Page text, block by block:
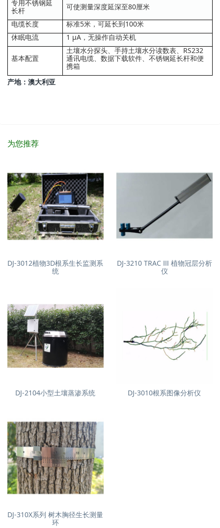
专用不锈钢延
长杆
可使测量深度延深至80厘米
电缆长度
标准5米，可延长到100米
休眠电流
1 μA，无操作自动关机
基本配置
土壤水分探头、手持土壤水分读数表、RS232
通讯电缆、数据下载软件、不锈钢延长杆和便
携箱
产地：澳大利亚
为您推荐
DJ-3012植物3D根系生长监测系
统
DJ-3210 TRAC Ⅲ 植物冠层分析
仪
DJ-2104小型土壤蒸渗系统 DJ-3010根系图像分析仪
DJ-310X系列 树木胸径生长测量
环